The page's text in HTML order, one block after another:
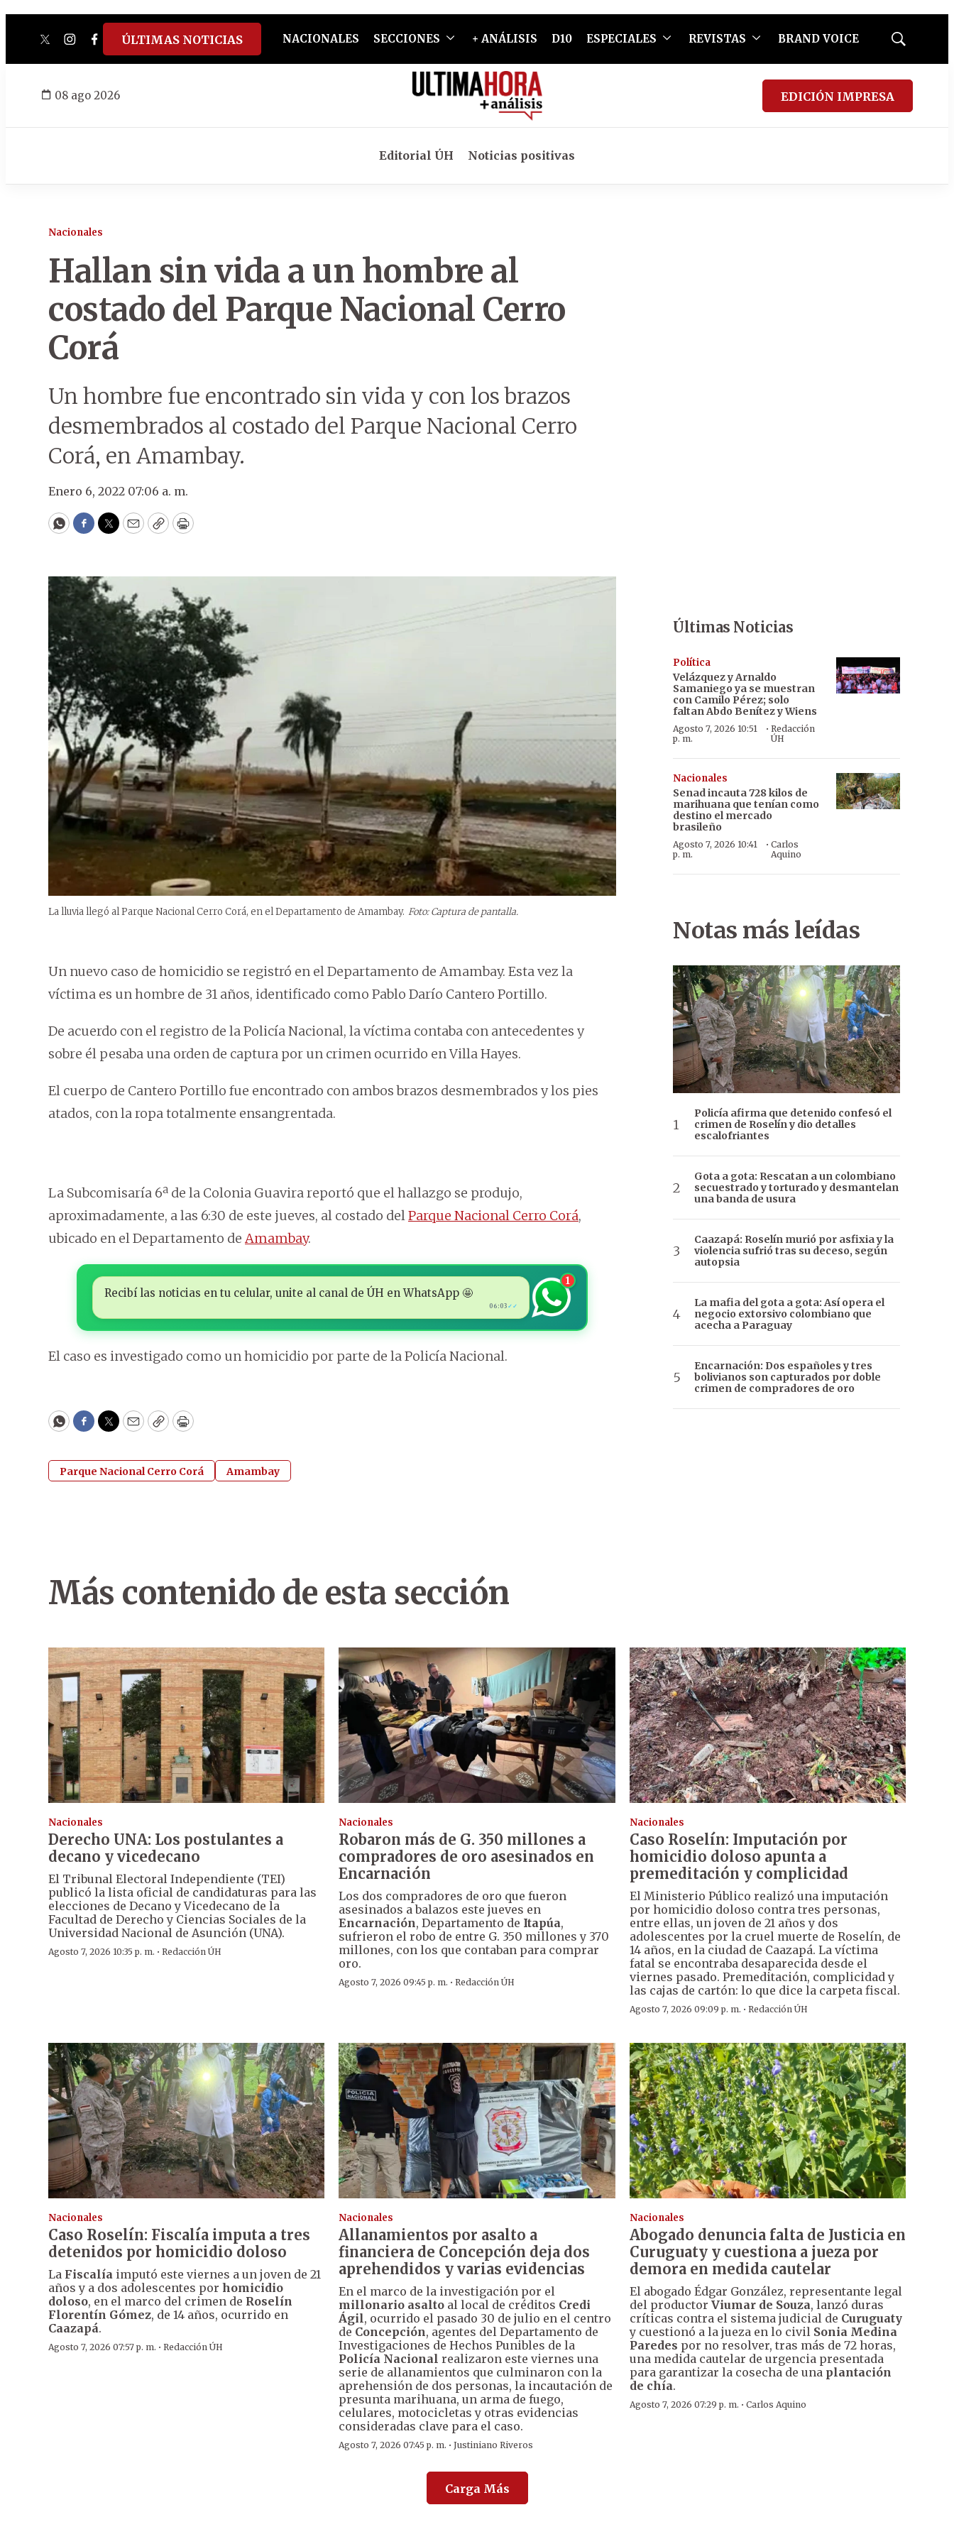
twitterinstagram
facebook
tiktokyoutube
spotify
ÚLTIMAS NOTICIAS NACIONALES SECCIONES + ANÁLISIS D10 ESPECIALES REVISTAS BRAND VOICE
Mostrar
08 ago 2026 EDICIÓN IMPRESA
Editorial ÚH Noticias positivas
Nacionales
Hallan sin vida a un hombre al
costado del Parque Nacional Cerro
Corá
Un hombre fue encontrado sin vida y con los brazos
desmembrados al costado del Parque Nacional Cerro
Corá, en Amambay.
Enero 6, 2022 07:06 a. m.
WhatsApp
Facebook
Twitter
EmailCopyPrint
La lluvia llegó al Parque Nacional Cerro Corá, en el Departamento de Amambay. Foto: Captura de pantalla.
Un nuevo caso de homicidio se registró en el Departamento de Amambay. Esta vez la
víctima es un hombre de 31 años, identificado como Pablo Darío Cantero Portillo.
De acuerdo con el registro de la Policía Nacional, la víctima contaba con antecedentes y
sobre él pesaba una orden de captura por un crimen ocurrido en Villa Hayes.
El cuerpo de Cantero Portillo fue encontrado con ambos brazos desmembrados y los pies
atados, con la ropa totalmente ensangrentada.
La Subcomisaría 6ª de la Colonia Guavira reportó que el hallazgo se produjo,
aproximadamente, a las 6:30 de este jueves, al costado delParque Nacional Cerro Corá,
ubicado en el Departamento de Amambay.
Recibí las noticias en tu celular, unite al canal de ÚH en WhatsApp 🤩
06:03 ✓✓
1
El caso es investigado como un homicidio por parte de la Policía Nacional.
WhatsApp
Facebook
Twitter
EmailCopyPrint
Parque Nacional Cerro Corá Amambay
Últimas Noticias
Política
Velázquez y Arnaldo
Samaniego ya se muestran
con Camilo Pérez; solo
faltan Abdo Benítez y Wiens
Agosto 7, 2026 10:51
p. m.
·Redacción
ÚH
Nacionales
Senad incauta 728 kilos de
marihuana que tenían como
destino el mercado
brasileño
Agosto 7, 2026 10:41
p. m.
· Carlos
Aquino
Notas más leídas
Policía afirma que detenido confesó el
crimen de Roselín y dio detalles
escalofriantes
Gota a gota: Rescatan a un colombiano
secuestrado y torturado y desmantelan
una banda de usura
Caazapá: Roselín murió por asfixia y la
violencia sufrió tras su deceso, según
autopsia
La mafia del gota a gota: Así opera el
negocio extorsivo colombiano que
acecha a Paraguay
Encarnación: Dos españoles y tres
bolivianos son capturados por doble
crimen de compradores de oro
Más contenido de esta sección
Nacionales
Derecho UNA: Los postulantes a
decano y vicedecano
El Tribunal Electoral Independiente (TEI)
publicó la lista oficial de candidaturas para las
elecciones de Decano y Vicedecano de la
Facultad de Derecho y Ciencias Sociales de la
Universidad Nacional de Asunción (UNA).
Agosto 7, 2026 10:35 p. m. · Redacción ÚH
Nacionales
Robaron más de G. 350 millones a
compradores de oro asesinados en
Encarnación
Los dos compradores de oro que fueron
asesinados a balazos este jueves en
Encarnación, Departamento de Itapúa,
sufrieron el robo de entre G. 350 millones y 370
millones, con los que contaban para comprar
oro.
Agosto 7, 2026 09:45 p. m. ·Redacción ÚH
Nacionales
Caso Roselín: Imputación por
homicidio doloso apunta a
premeditación y complicidad
El Ministerio Público realizó una imputación
por homicidio doloso contra tres personas,
entre ellas, un joven de 21 años y dos
adolescentes por la cruel muerte de Roselín, de
14 años, en la ciudad de Caazapá. La víctima
fatal se encontraba desaparecida desde el
viernes pasado. Premeditación, complicidad y
las cajas de cartón: lo que dice la carpeta fiscal.
Agosto 7, 2026 09:09 p. m. · Redacción ÚH
Nacionales
Caso Roselín: Fiscalía imputa a tres
detenidos por homicidio doloso
La Fiscalía imputó este viernes a un joven de 21
años y a dos adolescentes por homicidio
doloso, en el marco del crimen de Roselín
Florentín Gómez, de 14 años, ocurrido en
Caazapá.
Agosto 7, 2026 07:57 p. m. · Redacción ÚH
Nacionales
Allanamientos por asalto a
financiera de Concepción deja dos
aprehendidos y varias evidencias
En el marco de la investigación por el
millonario asalto al local de créditos Credi
Ágil, ocurrido el pasado 30 de julio en el centro
de Concepción, agentes del Departamento de
Investigaciones de Hechos Punibles de la
Policía Nacional realizaron este viernes una
serie de allanamientos que culminaron con la
aprehensión de dos personas, la incautación de
presunta marihuana, un arma de fuego,
celulares, motocicletas y otras evidencias
consideradas clave para el caso.
Agosto 7, 2026 07:45 p. m. ·Justiniano Riveros
Nacionales
Abogado denuncia falta de Justicia en
Curuguaty y cuestiona a jueza por
demora en medida cautelar
El abogado Édgar González, representante legal
del productor Viumar de Souza, lanzó duras
críticas contra el sistema judicial de Curuguaty
y cuestionó a la jueza en lo civil Sonia Medina
Paredes por no resolver, tras más de 72 horas,
una medida cautelar de urgencia presentada
para garantizar la cosecha de una plantación
de chía.
Agosto 7, 2026 07:29 p. m. · Carlos Aquino
Carga Más